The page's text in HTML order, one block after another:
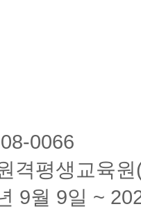
0066
격평생교육
9월 9일 ~